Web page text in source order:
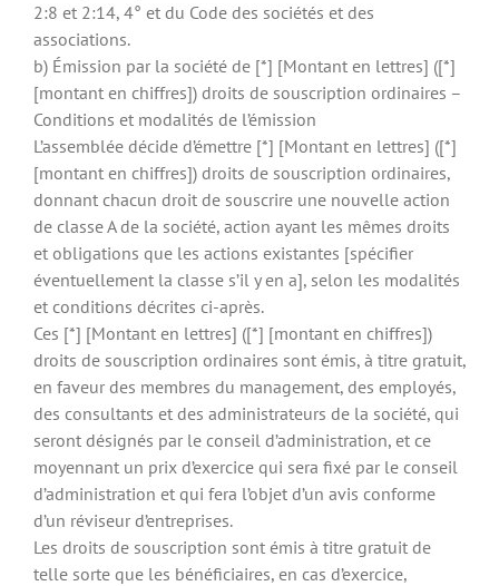
2:8 et 2:14, 4° et du Code des sociétés et des
associations.
b) Émission par la société de [*] [Montant en lettres] ([*]
[montant en chiffres]) droits de souscription ordinaires –
Conditions et modalités de l’émission
L’assemblée décide d’émettre [*] [Montant en lettres] ([*]
[montant en chiffres]) droits de souscription ordinaires,
donnant chacun droit de souscrire une nouvelle action
de classe A de la société, action ayant les mêmes droits
et obligations que les actions existantes [spécifier
éventuellement la classe s’il y en a], selon les modalités
et conditions décrites ci-après.
Ces [*] [Montant en lettres] ([*] [montant en chiffres])
droits de souscription ordinaires sont émis, à titre gratuit,
en faveur des membres du management, des employés,
des consultants et des administrateurs de la société, qui
seront désignés par le conseil d’administration, et ce
moyennant un prix d’exercice qui sera fixé par le conseil
d’administration et qui fera l’objet d’un avis conforme
d’un réviseur d’entreprises.
Les droits de souscription sont émis à titre gratuit de
telle sorte que les bénéficiaires, en cas d’exercice,